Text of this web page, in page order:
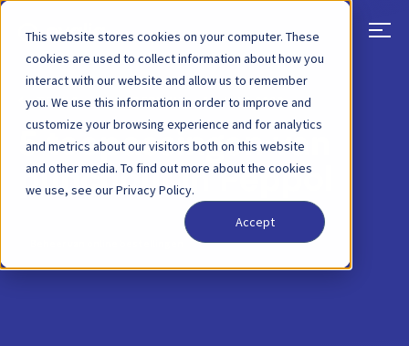
This website stores cookies on your computer. These
cookies are used to collect information about how you
interact with our website and allow us to remember
you. We use this information in order to improve and
customize your browsing experience and for analytics
and metrics about our visitors both on this website
and other media. To find out more about the cookies
we use, see our Privacy Policy.
Accept
TERUG BLOGBERICHT 15 JUNI 2023
5 toepassingen van
punchout in Peppol